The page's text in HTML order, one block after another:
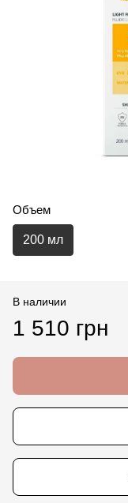
Объем
200 мл
В наличии
1 510 грн